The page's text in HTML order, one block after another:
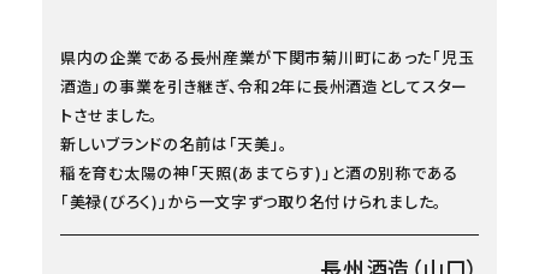
県内の企業である長州産業が下関市菊川町にあった「児玉
酒造」の事業を引き継ぎ、令和2年に長州酒造としてスター
トさせました。
新しいブランドの名前は「天美」。
稲を育む太陽の神「天照(あまてらす)」と酒の別称である
「美禄(びろく)」から一文字ずつ取り名付けられました。